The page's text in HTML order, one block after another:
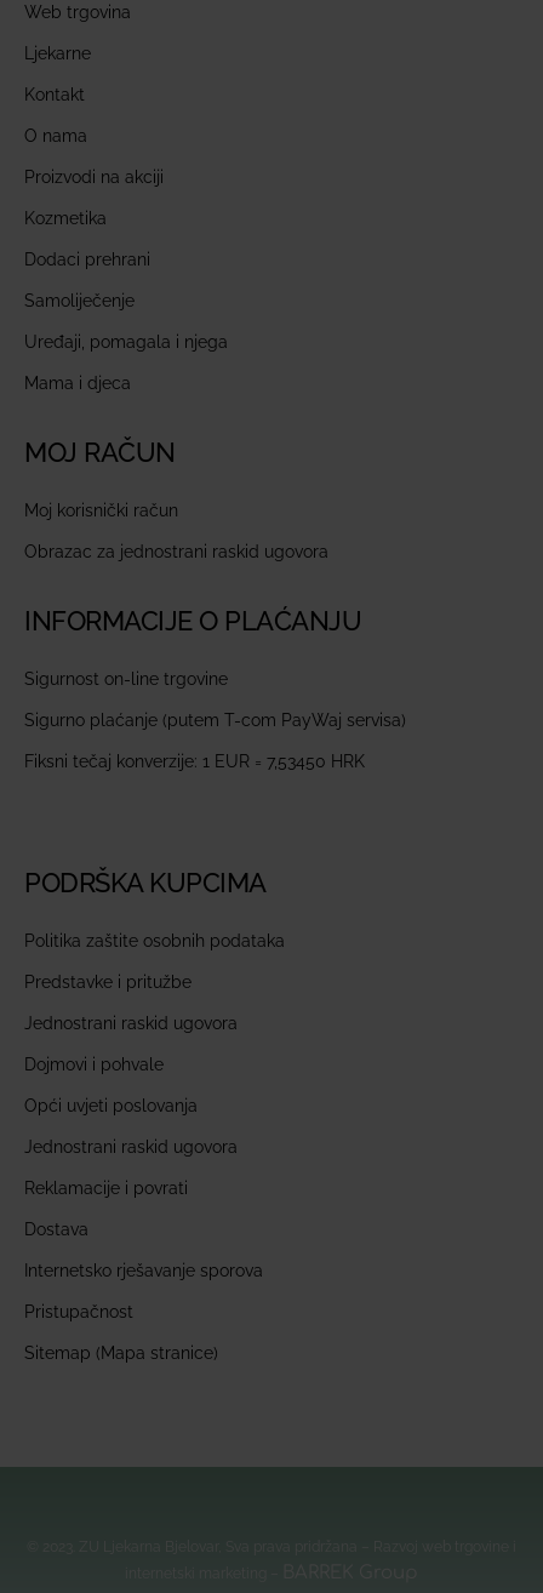
Web trgovina
Ljekarne
Kontakt
O nama
Proizvodi na akciji
Kozmetika
Dodaci prehrani
Samoliječenje
Uređaji, pomagala i njega
Mama i djeca
MOJ RAČUN
Moj korisnički račun
Obrazac za jednostrani raskid ugovora
INFORMACIJE O PLAĆANJU
Sigurnost on-line trgovine
Sigurno plaćanje (putem T-com PayWaj servisa)
Fiksni tečaj konverzije: 1 EUR = 7,53450 HRK
PODRŠKA KUPCIMA
Politika zaštite osobnih podataka
Predstavke i pritužbe
Jednostrani raskid ugovora
Dojmovi i pohvale
Opći uvjeti poslovanja
Jednostrani raskid ugovora
Reklamacije i povrati
Dostava
Internetsko rješavanje sporova
Pristupačnost
Sitemap (Mapa stranice)